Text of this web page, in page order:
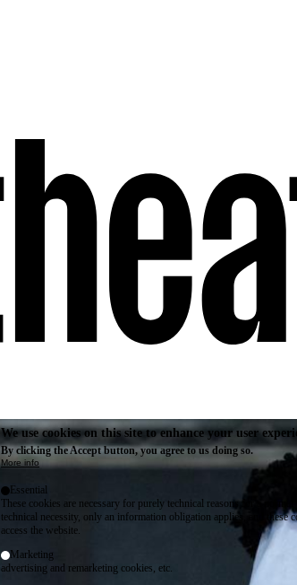
We use cookies on this site to enhance your user
By clicking the Accept button, you agree to us doing so.
More info
Essential
These cookies are necessary for purely technical reasons for a
technical necessity, only an information obligation applies, and these
access the website.
Marketing
advertising and remarketing cookies, etc.